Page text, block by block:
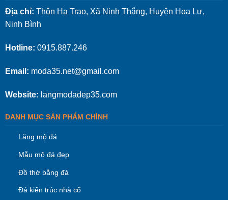
Địa chỉ: Thôn Hạ Trạo, Xã Ninh Thắng, Huyện Hoa Lư,
Ninh Bình
Hotline: 0915.887.246
Email: moda35.net@gmail.com
Website: langmodadep35.com
DANH MỤC SẢN PHẨM CHÍNH
Lăng mộ đá
Mẫu mộ đá đẹp
Đồ thờ bằng đá
Đá kiến trúc nhà cổ